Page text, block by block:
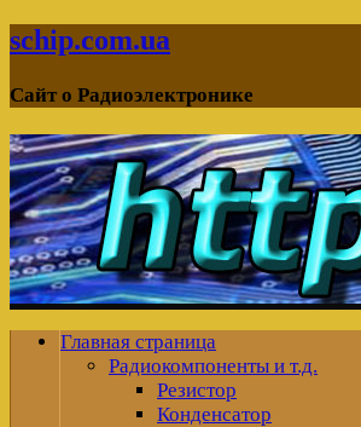
schip.com.ua
Сайт о Радиоэлектронике
Главная страница
Радиокомпоненты и т.д.
Резистор
Конденсатор